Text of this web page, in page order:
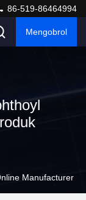
86-519-86464994
Mengobrol
Manufacturer